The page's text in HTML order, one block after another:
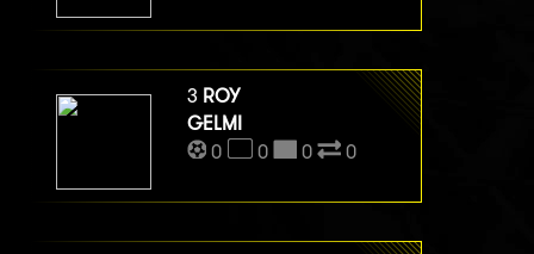
3 ROY
GELMI
0
0 0 0